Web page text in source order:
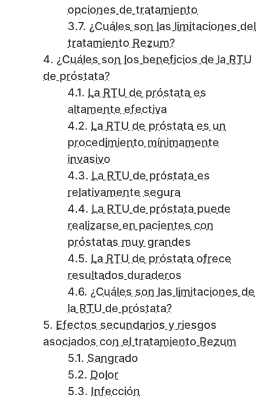
opciones de tratamiento
¿Cuáles son las limitaciones del
tratamiento Rezum?
¿Cuáles son los beneficios de la RTU
de próstata?
La RTU de próstata es
altamente efectiva
La RTU de próstata es un
procedimiento mínimamente
invasivo
La RTU de próstata es
relativamente segura
La RTU de próstata puede
realizarse en pacientes con
próstatas muy grandes
La RTU de próstata ofrece
resultados duraderos
¿Cuáles son las limitaciones de
la RTU de próstata?
Efectos secundarios y riesgos
asociados con el tratamiento Rezum
Sangrado
Dolor
Infección